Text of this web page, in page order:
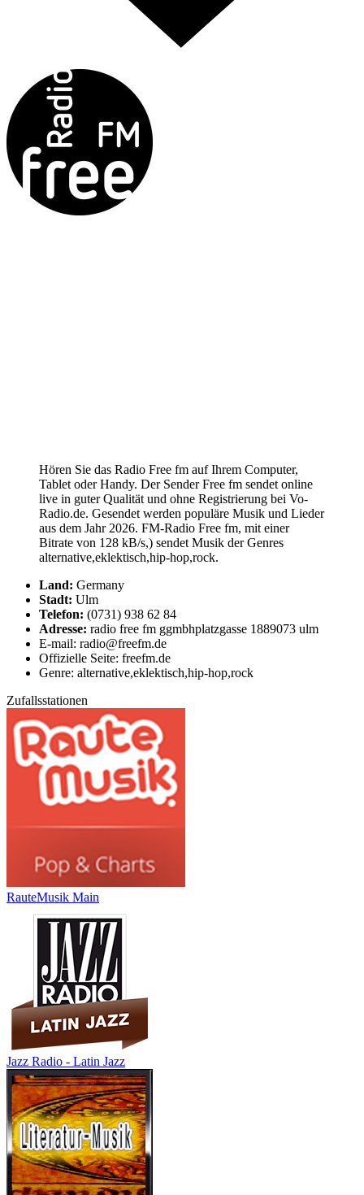
Hören Sie das Radio Free fm auf Ihrem Computer,
Tablet oder Handy. Der Sender Free fm sendet online
live in guter Qualität und ohne Registrierung bei Vo-
Radio.de. Gesendet werden populäre Musik und Lieder
aus dem Jahr 2026. FM-Radio Free fm, mit einer
Bitrate von 128 kB/s,) sendet Musik der Genres
alternative,eklektisch,hip-hop,rock.
Land: Germany
Stadt: Ulm
Telefon: (0731) 938 62 84
Adresse: radio free fm ggmbhplatzgasse 1889073 ulm
E-mail: radio@freefm.de
Offizielle Seite: freefm.de
Genre: alternative,eklektisch,hip-hop,rock
Zufallsstationen
RauteMusik Main
Jazz Radio - Latin Jazz